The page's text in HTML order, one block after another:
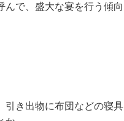
んで、盛大な宴を行う傾
引き出物に布団などの寝